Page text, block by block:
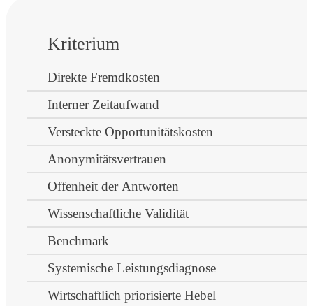
Kriterium
Direkte Fremdkosten
Interner Zeitaufwand
Versteckte Opportunitätskosten
Anonymitätsvertrauen
Offenheit der Antworten
Wissenschaftliche Validität
Benchmark
Systemische Leistungsdiagnose
Wirtschaftlich priorisierte Hebel